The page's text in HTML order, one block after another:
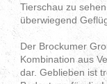
Tierschau zu
überwiegend
Der Brockumer
Kombination aus
dar. Geblieben ist